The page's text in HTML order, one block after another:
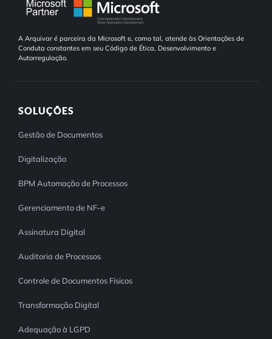
A Arquivar é parceira da Microsoft e, como tal, atende às Orientações de
Conduta constantes em seu Código de Ética, Desenvolvimento e
Autorregulação.
SOLUÇÕES
Gestão de Documentos
Digitalização
BPM Automação de Processos
Gerenciamento de NF-e
Assinatura Digital
Auditoria de Processos
Controle de Documentos Físicos
Transformação Digital
Adequação à LGPD